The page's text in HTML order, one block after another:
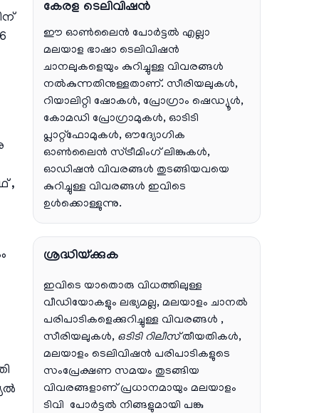
,
കേരള ടെലിവിഷൻ
ഈ ഓൺലൈൻ പോർട്ടൽ എല്ലാ
മലയാള ഭാഷാ ടെലിവിഷൻ
ചാനലുകളെയും കുറിച്ചുള്ള വിവരങ്ങൾ
നൽകുന്നതിനുള്ളതാണ്. സീരിയലുകൾ,
റിയാലിറ്റി ഷോകൾ, പ്രോഗ്രാം ഷെഡ്യൂൾ,
കോമഡി പ്രോഗ്രാമുകൾ, ഓടിടി
പ്ലാറ്റ്‌ഫോമുകൾ, ഔദ്യോഗിക
ഓൺലൈൻ സ്ട്രീമിംഗ് ലിങ്കുകൾ,
ഓഡിഷൻ വിവരങ്ങൾ തുടങ്ങിയവയെ
കുറിച്ചുള്ള വിവരങ്ങൾ ഇവിടെ
ഉൾക്കൊള്ളുന്നു.
ശ്രദ്ധിയ്ക്കുക
ഇവിടെ യാതൊരു വിധത്തിലുള്ള
വീഡിയോകളും ലഭ്യമല്ല, മലയാളം ചാനല്‍
പരിപാടികളെക്കുറിച്ചുള്ള വിവരങ്ങള്‍ ,
സീരിയലുകള്‍, ഒടിടി റിലീസ്തീയതികള്‍,
മലയാളം ടെലിവിഷന്‍ പരിപാടികളുടെ
സംപ്രേക്ഷണ സമയം തുടങ്ങിയ
വിവരങ്ങളാണ് പ്രധാനമായും മലയാളം
ടിവി പോര്‍ട്ടല്‍ നിങ്ങളുമായി പങ്കു